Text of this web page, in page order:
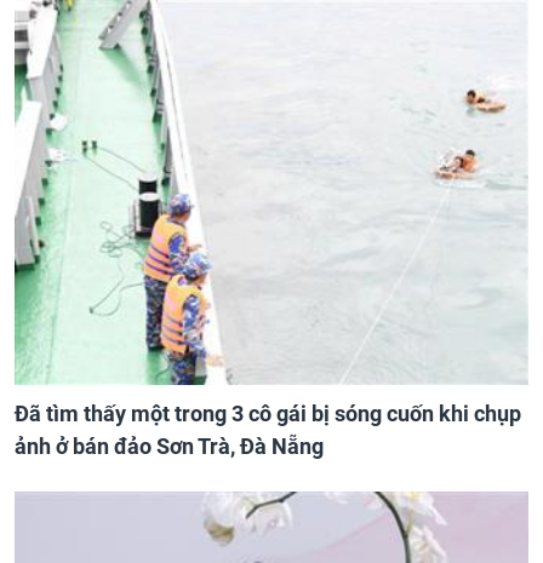
Đã tìm thấy một trong 3 cô gái bị sóng cuốn khi chụp
ảnh ở bán đảo Sơn Trà, Đà Nẵng